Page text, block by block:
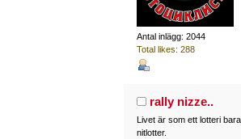
Antal inlägg: 2044
Total likes: 288
rally nizze..
Livet är som ett lotteri bara
nitlotter.